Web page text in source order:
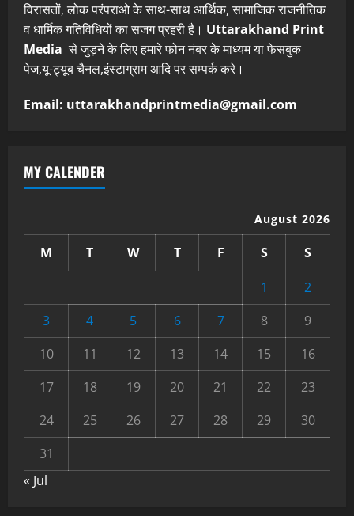
विरासतों, लोक परंपराओ के साथ-साथ आर्थिक, सामाजिक राजनीतिक
व धार्मिक गतिविधियों का सजग प्रहरी है। Uttarakhand Print
Media से जुड़ने के लिए हमारे फोन नंबर के माध्यम या फेसबुक
पेज,यू-ट्यूब चैनल,इंस्टाग्राम आदि पर सम्पर्क करे।
Email: uttarakhandprintmedia@gmail.com
MY CALENDER
August 2026
M T W T F S
S
1
2
3
4 5 6 7 8
9
10
11 12 13 14 15
16
17
18 19 20 21 22
23
24
25 26 27 28 29
30
31
« Jul